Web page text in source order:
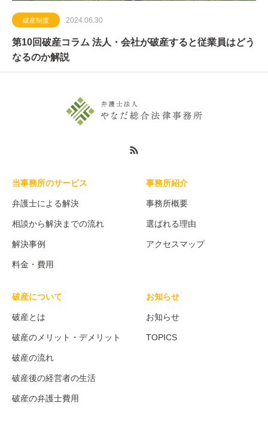
破産制度 2024.06.30
第10回破産コラム 法人・会社が破産すると従業員はどう
なるのか解説
当事務所のサービス
弁護士による解決
相談から解決までの流れ
解決事例
料金・費用
事務所紹介
事務所概要
選ばれる理由
アクセスマップ
破産について
破産とは
破産のメリット・デメリット
破産の流れ
破産後の経営者の生活
破産の弁護士費用
お知らせ
お知らせ
TOPICS